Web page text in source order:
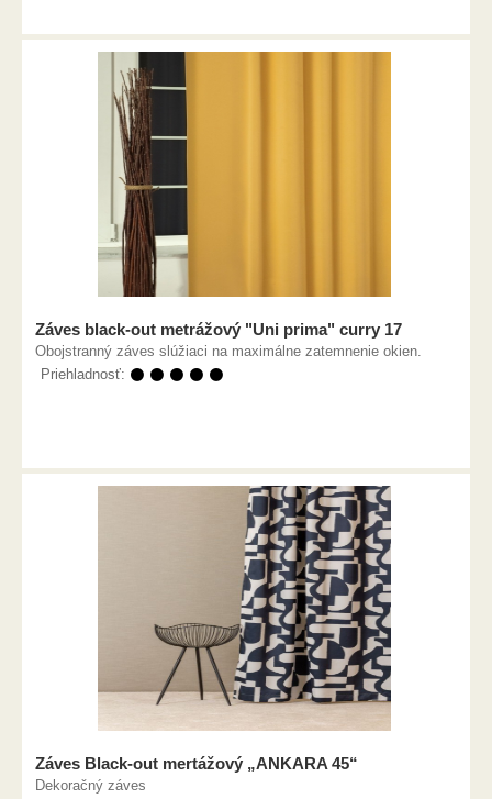
Záves black-out metrážový "Uni prima" curry 17
Obojstranný záves slúžiaci na maximálne zatemnenie okien.
Priehladnosť: ⚫ ⚫ ⚫ ⚫ ⚫
Záves Black-out mertážový „ANKARA 45“
Dekoračný záves